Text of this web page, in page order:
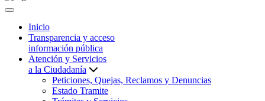
Inicio
Transparencia y acceso
información pública
Atención y Servicios
a la Ciudadanía
Peticiones, Quejas, Reclamos y Denuncias
Estado Tramite